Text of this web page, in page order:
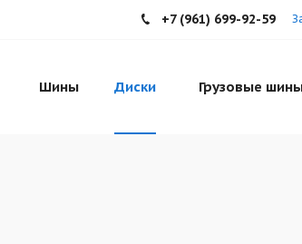
+7 (961) 699-92-59
Шины Диски Грузовые